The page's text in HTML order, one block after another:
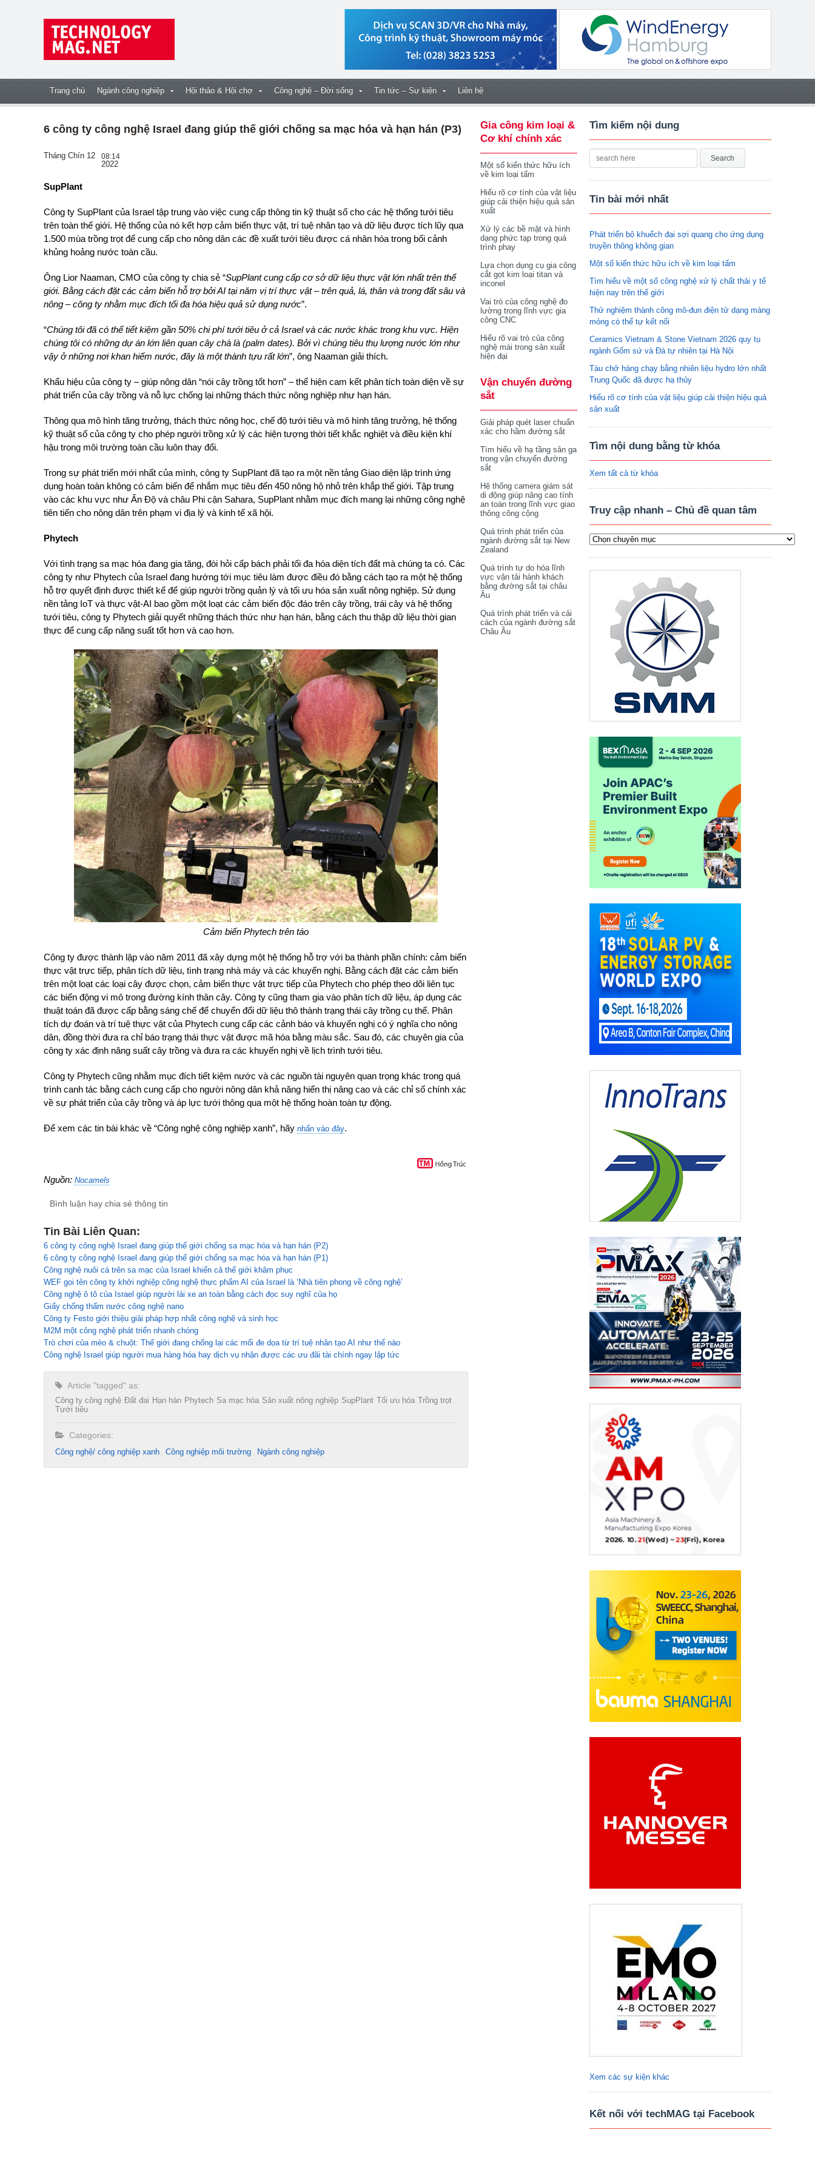
Trang chủ Ngành công nghiệp Hội thảo & Hội chợ Công nghệ – Đời sống Tin tức – Sự kiện Liên hệ
6 công ty công nghệ Israel đang giúp thế giới chống sa mạc hóa và hạn hán (P3)
Tháng Chín 12 08:14
2022
SupPlant
Công ty SupPlant của Israel tập trung vào việc cung cấp thông tin kỹ thuật số cho các hệ thống tưới tiêu
trên toàn thế giới. Hệ thống của nó kết hợp cảm biến thực vật, trí tuệ nhân tạo và dữ liệu được tích lũy qua
1.500 mùa trồng trọt để cung cấp cho nông dân các đề xuất tưới tiêu được cá nhân hóa trong bối cảnh
khủng hoảng nước toàn cầu.
Ông Lior Naaman, CMO của công ty chia sẻ “SupPlant cung cấp cơ sở dữ liệu thực vật lớn nhất trên thế
giới. Bằng cách đặt các cảm biến hỗ trợ bởi AI tại năm vị trí thực vật – trên quả, lá, thân và trong đất sâu và
nông – công ty nhằm mục đích tối đa hóa hiệu quả sử dụng nước”.
“Chúng tôi đã có thể tiết kiệm gần 50% chi phí tưới tiêu ở cả Israel và các nước khác trong khu vực. Hiện
chúng tôi có những dự án lớn liên quan cây chà là (palm dates). Bởi vì chúng tiêu thụ lượng nước lớn như
vậy ở những nơi khan hiếm nước, đây là một thành tựu rất lớn”, ông Naaman giải thích.
Khẩu hiệu của công ty – giúp nông dân “nói cây trồng tốt hơn” – thể hiện cam kết phân tích toàn diện về sự
phát triển của cây trồng và nỗ lực chống lại những thách thức nông nghiệp như hạn hán.
Thông qua mô hình tăng trưởng, thách thức nông học, chế độ tưới tiêu và mô hình tăng trưởng, hệ thống
kỹ thuật số của công ty cho phép người trồng xử lý các hiện tượng thời tiết khắc nghiệt và điều kiện khí
hậu trong môi trường toàn cầu luôn thay đổi.
Trong sự phát triển mới nhất của mình, công ty SupPlant đã tạo ra một nền tảng Giao diện lập trình ứng
dụng hoàn toàn không có cảm biến để nhắm mục tiêu đến 450 nông hộ nhỏ trên khắp thế giới. Tập trung
vào các khu vực như Ấn Độ và châu Phi cận Sahara, SupPlant nhằm mục đích mang lại những công nghệ
tiên tiến cho nông dân trên phạm vi địa lý và kinh tế xã hội.
Phytech
Với tình trạng sa mạc hóa đang gia tăng, đòi hỏi cấp bách phải tối đa hóa diện tích đất mà chúng ta có. Các
công ty như Phytech của Israel đang hướng tới mục tiêu làm được điều đó bằng cách tạo ra một hệ thống
hỗ trợ quyết định được thiết kế để giúp người trồng quản lý và tối ưu hóa sản xuất nông nghiệp. Sử dụng
nền tảng IoT và thực vật-AI bao gồm một loạt các cảm biến độc đáo trên cây trồng, trái cây và hệ thống
tưới tiêu, công ty Phytech giải quyết những thách thức như hạn hán, bằng cách thu thập dữ liệu thời gian
thực để cung cấp năng suất tốt hơn và cao hơn.
Cảm biến Phytech trên táo
Công ty được thành lập vào năm 2011 đã xây dựng một hệ thống hỗ trợ với ba thành phần chính: cảm biến
thực vật trực tiếp, phân tích dữ liệu, tình trạng nhà máy và các khuyến nghị. Bằng cách đặt các cảm biến
trên một loạt các loại cây được chọn, cảm biến thực vật trực tiếp của Phytech cho phép theo dõi liên tục
các biến động vi mô trong đường kính thân cây. Công ty cũng tham gia vào phân tích dữ liệu, áp dụng các
thuật toán đã được cấp bằng sáng chế để chuyển đổi dữ liệu thô thành trạng thái cây trồng cụ thể. Phân
tích dự đoán và trí tuệ thực vật của Phytech cung cấp các cảnh báo và khuyến nghị có ý nghĩa cho nông
dân, đồng thời đưa ra chỉ báo trạng thái thực vật được mã hóa bằng màu sắc. Sau đó, các chuyên gia của
công ty xác định năng suất cây trồng và đưa ra các khuyến nghị về lịch trình tưới tiêu.
Công ty Phytech cũng nhằm mục đích tiết kiệm nước và các nguồn tài nguyên quan trọng khác trong quá
trình canh tác bằng cách cung cấp cho người nông dân khả năng hiển thị nâng cao và các chỉ số chính xác
về sự phát triển của cây trồng và áp lực tưới thông qua một hệ thống hoàn toàn tự động.
Để xem các tin bài khác về “Công nghệ công nghiệp xanh”, hãy nhấn vào đây.
Nguồn: Nocamels
Bình luận hay chia sẻ thông tin
Tin Bài Liên Quan:
6 công ty công nghệ Israel đang giúp thế giới chống sa mạc hóa và hạn hán (P2)
6 công ty công nghệ Israel đang giúp thế giới chống sa mạc hóa và hạn hán (P1)
Công nghệ nuôi cá trên sa mạc của Israel khiến cả thế giới khâm phục
WEF gọi tên công ty khởi nghiệp công nghệ thực phẩm AI của Israel là ‘Nhà tiên phong về công nghệ’
Công nghệ ô tô của Israel giúp người lái xe an toàn bằng cách đọc suy nghĩ của họ
Giấy chống thấm nước công nghệ nano
Công ty Festo giới thiệu giải pháp hợp nhất công nghệ và sinh học
M2M một công nghệ phát triển nhanh chóng
Trò chơi của mèo & chuột: Thế giới đang chống lại các mối đe dọa từ trí tuệ nhân tạo AI như thế nào
Công nghệ Israel giúp người mua hàng hóa hay dịch vụ nhận được các ưu đãi tài chính ngay lập tức
Article "tagged" as:
Công ty công nghệ Đất đai Hạn hán Phytech Sa mạc hóa Sản xuất nông nghiệp SupPlant Tối ưu hóa Trồng trọt
Tưới tiêu
Categories:
Công nghệ/ công nghiệp xanh Công nghiệp môi trường Ngành công nghiệp
Gia công kim loại &
Cơ khí chính xác
Một số kiến thức hữu ích
về kim loại tấm
Hiểu rõ cơ tính của vật liệu
giúp cải thiện hiệu quả sản
xuất
Xử lý các bề mặt và hình
dạng phức tạp trong quá
trình phay
Lựa chọn dụng cụ gia công
cắt gọt kim loại titan và
inconel
Vai trò của công nghệ đo
lường trong lĩnh vực gia
công CNC
Hiểu rõ vai trò của công
nghệ mài trong sản xuất
hiện đại
Vận chuyển đường
sắt
Giải pháp quét laser chuẩn
xác cho hầm đường sắt
Tìm hiểu về hạ tầng sân ga
trong vận chuyển đường
sắt
Hệ thống camera giám sát
di động giúp nâng cao tính
an toàn trong lĩnh vực giao
thông công cộng
Quá trình phát triển của
ngành đường sắt tại New
Zealand
Quá trình tự do hóa lĩnh
vực vận tải hành khách
bằng đường sắt tại châu
Âu
Quá trình phát triển và cải
cách của ngành đường sắt
Châu Âu
Tìm kiếm nội dung
Tin bài mới nhất
Phát triển bộ khuếch đại sợi quang cho ứng dụng
truyền thông không gian
Một số kiến thức hữu ích về kim loại tấm
Tìm hiểu về một số công nghệ xử lý chất thải y tế
hiện nay trên thế giới
Thử nghiệm thành công mô-đun điện tử dạng màng
mỏng có thể tự kết nối
Ceramics Vietnam & Stone Vietnam 2026 quy tụ
ngành Gốm sứ và Đá tự nhiên tại Hà Nội
Tàu chở hàng chạy bằng nhiên liệu hydro lớn nhất
Trung Quốc đã được hạ thủy
Hiểu rõ cơ tính của vật liệu giúp cải thiện hiệu quả
sản xuất
Tìm nội dung bằng từ khóa
Xem tất cả từ khóa
Truy cập nhanh – Chủ đề quan tâm
Xem các sự kiện khác
Kết nối với techMAG tại Facebook